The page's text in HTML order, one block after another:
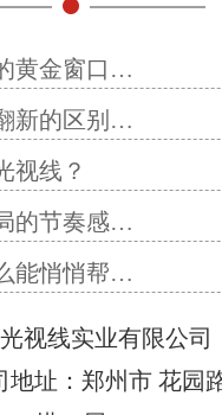
黄金窗口…
新的区别…
视线？
的节奏感…
能悄悄帮…
视线实业有限公司
地址：郑州市 花园